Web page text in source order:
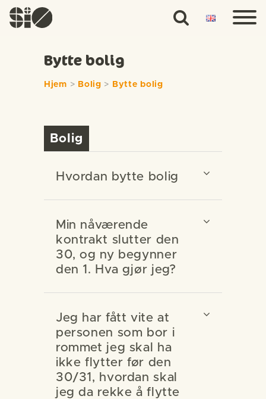
Bytte bolig
Hjem > Bolig > Bytte bolig
Bolig
Hvordan bytte bolig
Min nåværende
kontrakt slutter den
30, og ny begynner
den 1. Hva gjør jeg?
Jeg har fått vite at
personen som bor i
rommet jeg skal ha
ikke flytter før den
30/31, hvordan skal
jeg da rekke å flytte